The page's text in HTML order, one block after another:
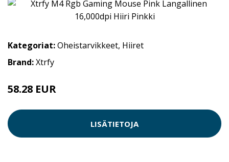
Kategoriat:Oheistarvikkeet, Hiiret
Brand:Xtrfy
58.28 EUR
LISÄTIETOJA